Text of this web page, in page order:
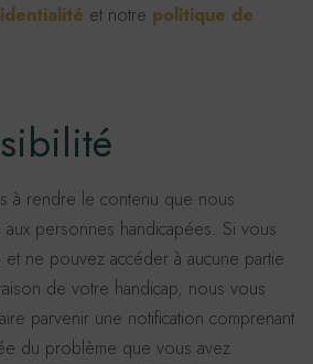
et notre politique de
à rendre le contenu que nous
personnes handicapées. Si vous
et ne pouvez accéder à aucune partie
de votre handicap, nous vous
parvenir une notification comprenant
du problème que vous avez